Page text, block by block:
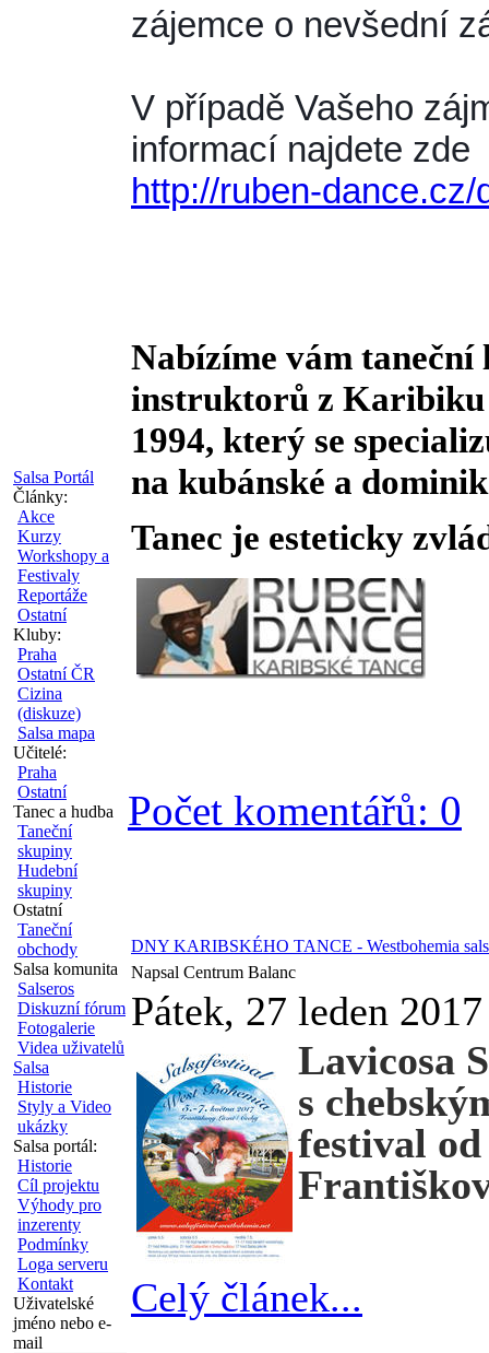
Salsa Portál
Články:
Akce
Kurzy
Workshopy a
Festivaly
Reportáže
Ostatní
Kluby:
Praha
Ostatní ČR
Cizina
(diskuze)
Salsa mapa
Učitelé:
Praha
Ostatní
Tanec a hudba
Taneční
skupiny
Hudební
skupiny
Ostatní
Taneční
obchody
Salsa komunita
Salseros
Diskuzní fórum
Fotogalerie
Videa uživatelů
Salsa
Historie
Styly a Video
ukázky
Salsa portál:
Historie
Cíl projektu
Výhody pro
inzerenty
Podmínky
Loga serveru
Kontakt
Uživatelské
jméno nebo e-
mail
zájemce o nevšední
V případě Vašeho
informací najdete zde
http://ruben-
Nabízíme vám taneční
instruktorů z Karibiku
1994, který se
na kubánské a
Tanec je esteticky
Počet komentářů: 0
DNY KARIBSKÉHO TANCE - Westbohemia
Napsal Centrum Balanc
Pátek, 27 leden 2017
Lavicosa
s
festival od
Celý článek...